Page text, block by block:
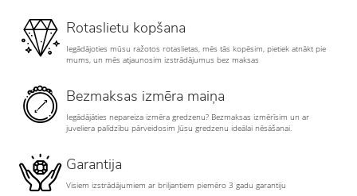
Rotaslietu kopšana
Iegādājoties mūsu ražotos rotaslietas, mēs tās kopēsim, pietiek atnākt pie
mums, un mēs atjaunosim izstrādājumus bez maksas
Bezmaksas izmēra maiņa
Iegādājāties nepareiza izmēra gredzenu? Bezmaksas izmērīsim un ar
juveliera palīdzību pārveidosim Jūsu gredzenu ideālai nēsāšanai.
Garantija
Visiem izstrādājumiem ar briljantiem piemēro 3 gadu garantiju